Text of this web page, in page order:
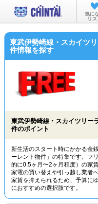
お
気に
リス
東武伊勢崎線・スカイツ
件情報を探す
東武伊勢崎線・スカイツリー
件のポイント
新生活のスタート時にかかる金
ーレント物件」の特集です。フ
的に0.5ヶ月〜2ヶ月程度）の家
家電の買い替えや引っ越し業者
家賃を抑えられるため、予算に
におすすめの選択肢です。